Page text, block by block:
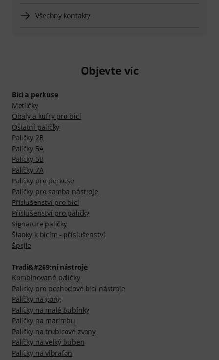
Všechny kontakty
Objevte víc
Bicí a perkuse
Metličky
Obaly a kufry pro bicí
Ostatní paličky
Paličky 2B
Paličky 5A
Paličky 5B
Paličky 7A
Paličky pro perkuse
Paličky pro samba nástroje
Příslušenství pro bicí
Příslušenství pro paličky
Signature paličky
Šlapky k bicím - příslušenství
Špejle
Tradi&#269;ní nástroje
Kombinované paličky
Palicky pro pochodové bicí nástroje
Paličky na gong
Paličky na malé bubínky
Paličky na marimbu
Paličky na trubicové zvony
Paličky na velký buben
Paličky na vibrafon